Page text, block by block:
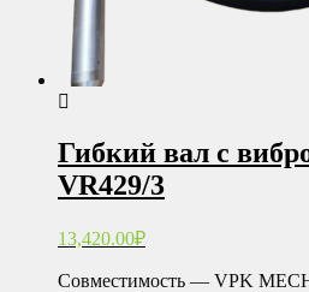
Гибкий вал с
VR429/3
13,420.00₽
Совместимость — VPK